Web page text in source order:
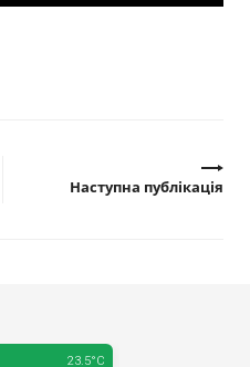
Наступна публікація